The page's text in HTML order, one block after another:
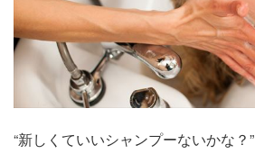
“新しくていいシャンプーないかな？